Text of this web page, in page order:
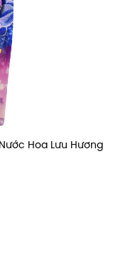
Hoa Lưu Hương